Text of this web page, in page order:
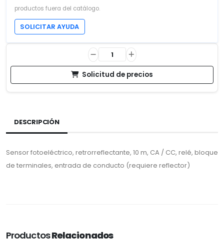
productos fuera del catálogo.
SOLICITAR AYUDA
Solicitud de precios
DESCRIPCIÓN
Sensor fotoeléctrico, retrorreflectante, 10 m, CA / CC, relé, bloque
de terminales, entrada de conducto (requiere reflector)
ProductosRelacionados